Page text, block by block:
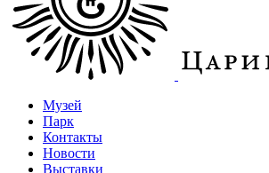
Музей
Парк
Контакты
Новости
Выставки